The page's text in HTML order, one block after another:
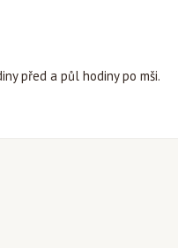
před a půl hodiny po mši.